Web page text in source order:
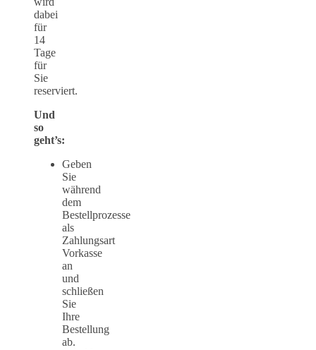
dabei
für
14
Tage
für
Sie
reserviert.
Und
so
geht’s:
Geben
Sie
während
dem
Bestellprozesse
als
Zahlungsart
Vorkasse
an
und
schließen
Sie
Ihre
Bestellung
ab.